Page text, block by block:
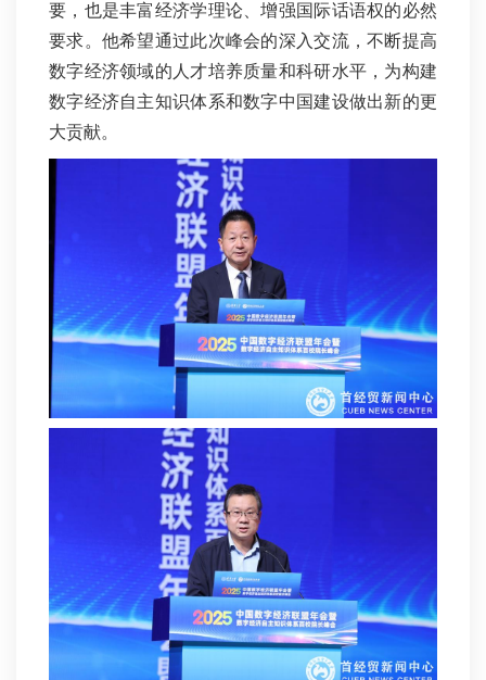
要，也是丰富经济学理论、增强国际话语权的必然
要求。他希望通过此次峰会的深入交流，不断提高
数字经济领域的人才培养质量和科研水平，为构建
数字经济自主知识体系和数字中国建设做出新的更
大贡献。